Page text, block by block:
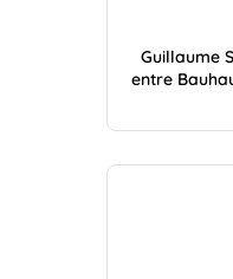
Guillaume
entre